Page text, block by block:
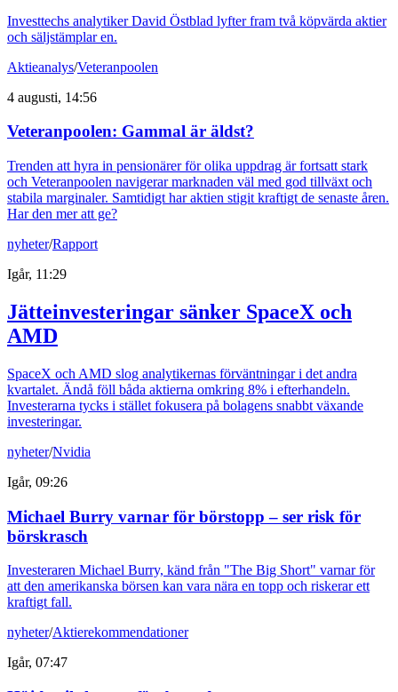
Investtechs analytiker David Östblad lyfter fram två köpvärda aktier
och säljstämplar en.
Aktieanalys/Veteranpoolen
4 augusti, 14:56
Veteranpoolen: Gammal är äldst?
Trenden att hyra in pensionärer för olika uppdrag är fortsatt stark
och Veteranpoolen navigerar marknaden väl med god tillväxt och
stabila marginaler. Samtidigt har aktien stigit kraftigt de senaste åren.
Har den mer att ge?
nyheter/Rapport
Igår, 11:29
Jätteinvesteringar sänker SpaceX och
AMD
SpaceX och AMD slog analytikernas förväntningar i det andra
kvartalet. Ändå föll båda aktierna omkring 8% i efterhandeln.
Investerarna tycks i stället fokusera på bolagens snabbt växande
investeringar.
nyheter/Nvidia
Igår, 09:26
Michael Burry varnar för börstopp – ser risk för
börskrasch
Investeraren Michael Burry, känd från "The Big Short" varnar för
att den amerikanska börsen kan vara nära en topp och riskerar ett
kraftigt fall.
nyheter/Aktierekommendationer
Igår, 07:47